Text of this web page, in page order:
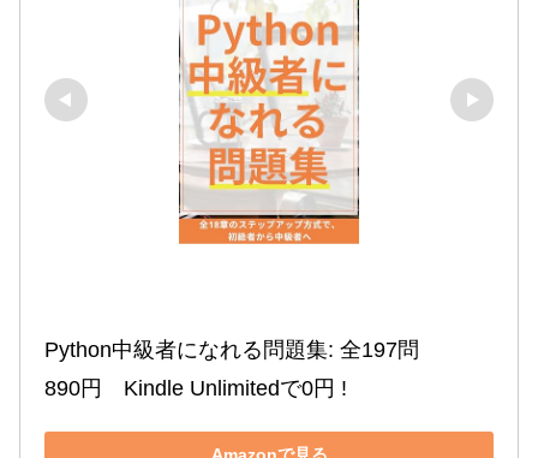
Python中級者になれる問題集: 全197問
890円　Kindle Unlimitedで0円 !